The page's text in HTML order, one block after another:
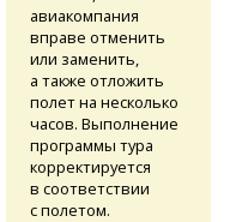
авиакомпания
вправе отменить
или заменить,
а также отложить
полет на несколько
часов. Выполнение
программы тура
корректируется
в соответствии
с полетом.